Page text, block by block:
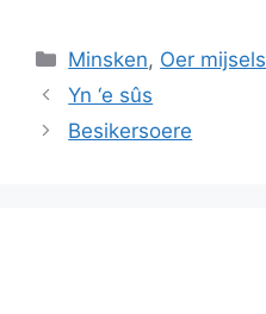
Categories
Minsken, Oer mijsels
Yn ‘e sûs
Besikersoere